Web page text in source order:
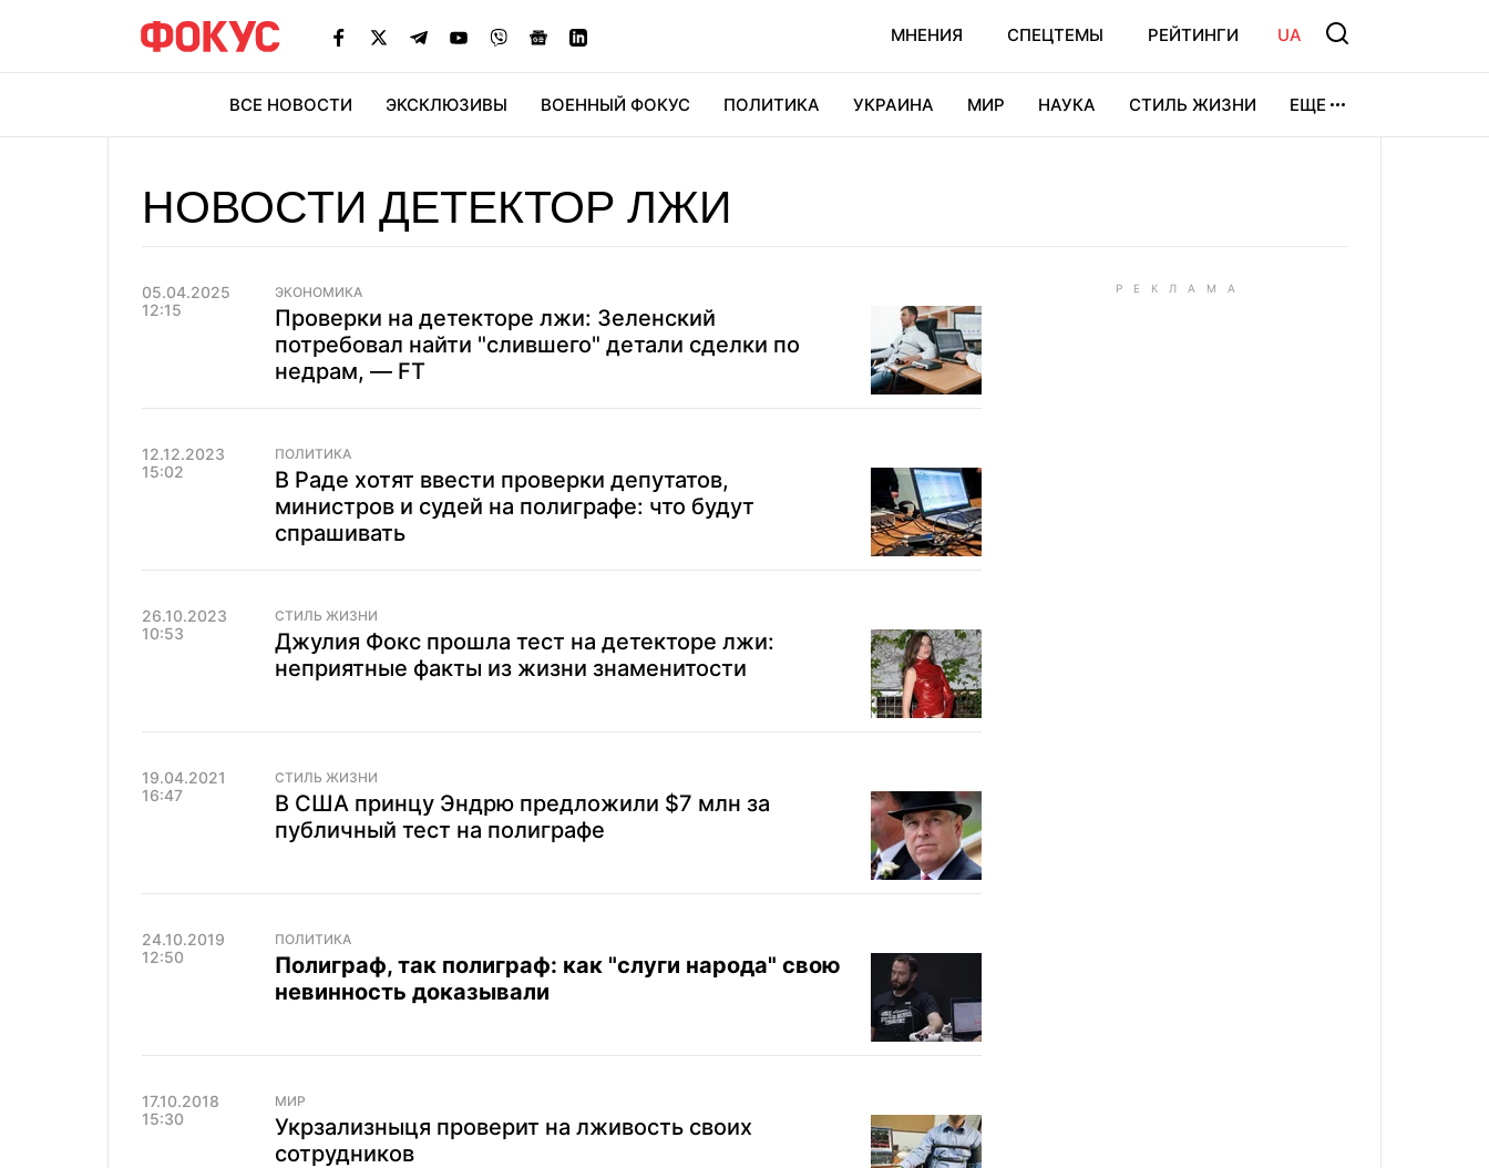
МНЕНИЯ СПЕЦТЕМЫ РЕЙТИНГИ UA
ВСЕ НОВОСТИ ЭКСКЛЮЗИВЫ ВОЕННЫЙ ФОКУС ПОЛИТИКА УКРАИНА МИР НАУКА СТИЛЬ ЖИЗНИ ЕЩЕ
НОВОСТИ ДЕТЕКТОР ЛЖИ
05.04.2025
12:15
ЭКОНОМИКА
Проверки на детекторе лжи: Зеленский
потребовал найти "слившего" детали сделки по
недрам, — FT
12.12.2023
15:02
ПОЛИТИКА
В Раде хотят ввести проверки депутатов,
министров и судей на полиграфе: что будут
спрашивать
26.10.2023
10:53
СТИЛЬ ЖИЗНИ
Джулия Фокс прошла тест на детекторе лжи:
неприятные факты из жизни знаменитости
19.04.2021
16:47
СТИЛЬ ЖИЗНИ
В США принцу Эндрю предложили $7 млн за
публичный тест на полиграфе
24.10.2019
12:50
ПОЛИТИКА
Полиграф, так полиграф: как "слуги народа" свою
невинность доказывали
17.10.2018
15:30
МИР
Укрзализныця проверит на лживость своих
сотрудников